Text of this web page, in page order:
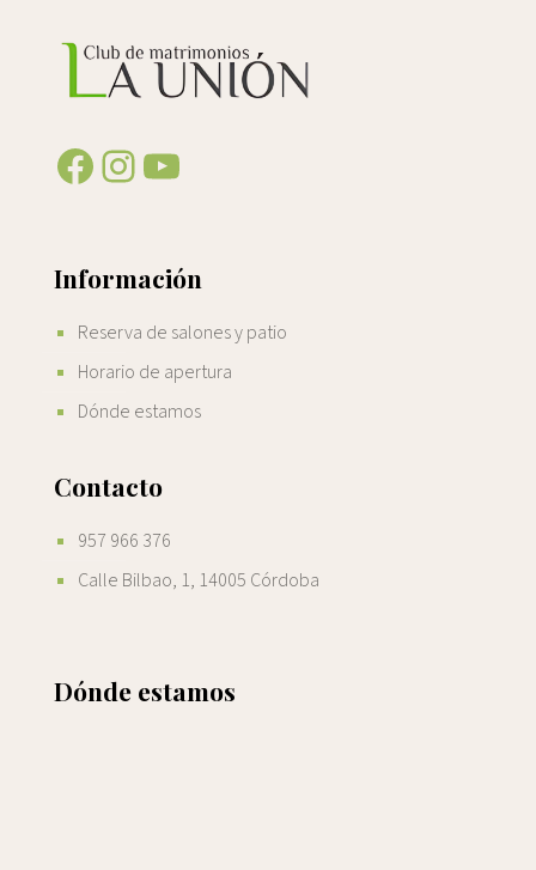
Facebook
Instagram
YouTube
Información
Reserva de salones y patio
Horario de apertura
Dónde estamos
Contacto
957 966 376
Calle Bilbao, 1, 14005 Córdoba
Dónde estamos